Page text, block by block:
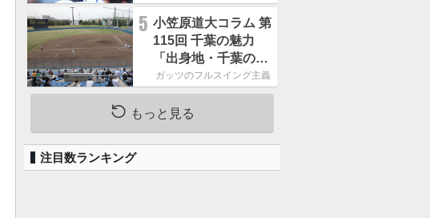
5 小笠原道大コラム 第
115回 千葉の魅力
「出身地・千葉の話
の続き。昔から野球
熱の高い土地柄で
す」
ガッツのフルスイング主義
もっと見る
注目数ランキング